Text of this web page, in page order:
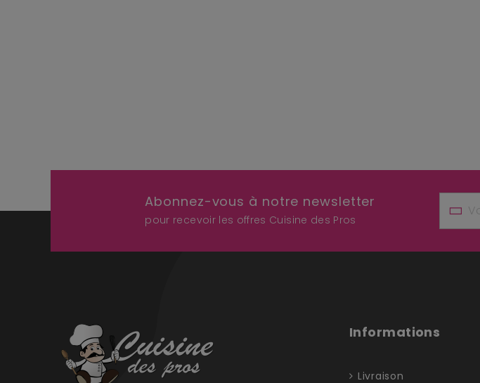
Abonnez-vous à notre newsletter
pour recevoir les offres Cuisine des Pros
Informations
Livraison